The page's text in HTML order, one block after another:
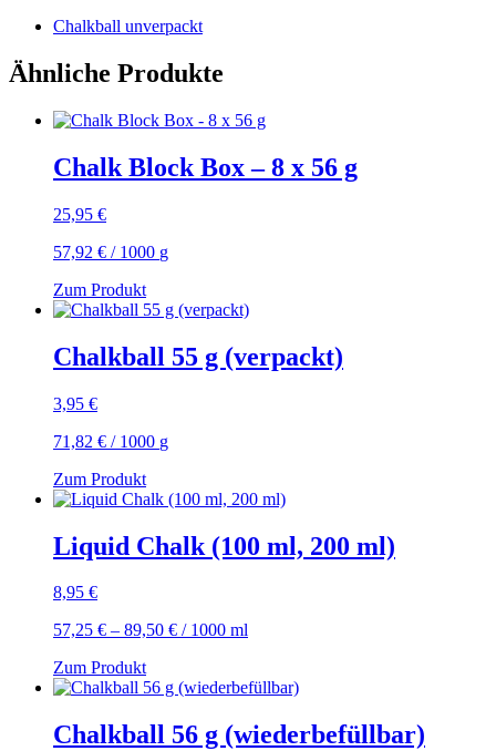
Chalkball unverpackt
Ähnliche Produkte
Chalk Block Box – 8 x 56 g
25,95 €
57,92 € / 1000 g
Zum Produkt
Chalkball 55 g (verpackt)
3,95 €
71,82 € / 1000 g
Zum Produkt
Liquid Chalk (100 ml, 200 ml)
8,95 €
57,25 € – 89,50 € / 1000 ml
Zum Produkt
Chalkball 56 g (wiederbefüllbar)